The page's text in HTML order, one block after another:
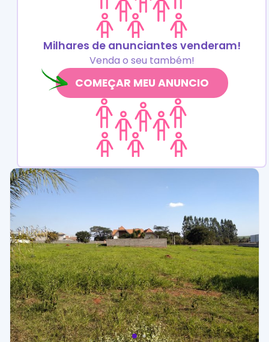
Milhares de anunciantes venderam!
Venda o seu também!
COMEÇAR MEU ANUNCIO